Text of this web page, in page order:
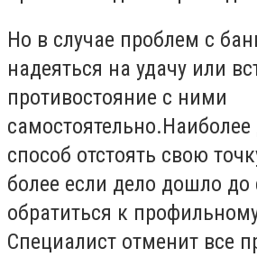
Но в случае проблем с
надеяться на удачу или
противостояние с ними
способ отстоять свою
более если дело дошло до
обратиться к
Специалист отменит все